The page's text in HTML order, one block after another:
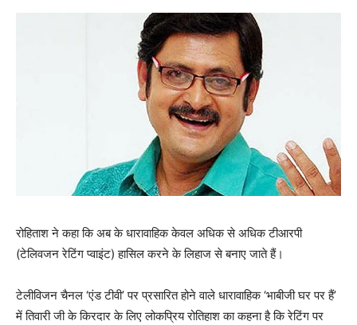
रोहिताश ने कहा कि अब के धारावाहिक केवल अधिक से अधिक टीआरपी
(टेलिवजन रेटिंग प्वाइंट) हासिल करने के लिहाज से बनाए जाते हैं।
टेलीविजन चैनल ‘एंड टीवी’ पर प्रसारित होने वाले धारावाहिक ‘भाबीजी घर पर हैं’
में तिवारी जी के किरदार के लिए लोकप्रिय रोतिहाश का कहना है कि रेटिंग पर